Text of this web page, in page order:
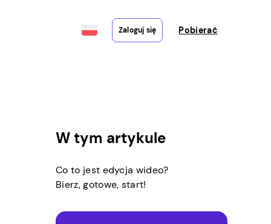
Zaloguj się Pobierać
W tym artykule
Co to jest edycja wideo?
Bierz, gotowe, start!